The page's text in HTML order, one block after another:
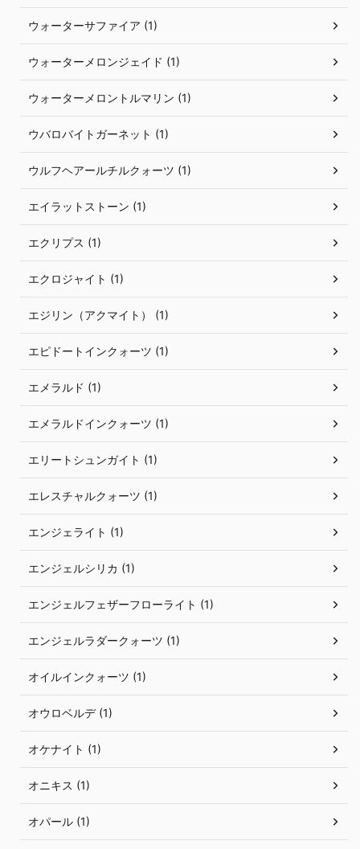
ウォーターサファイア (1)
ウォーターメロンジェイド (1)
ウォーターメロントルマリン (1)
ウバロバイトガーネット (1)
ウルフヘアールチルクォーツ (1)
エイラットストーン (1)
エクリプス (1)
エクロジャイト (1)
エジリン（アクマイト） (1)
エピドートインクォーツ (1)
エメラルド (1)
エメラルドインクォーツ (1)
エリートシュンガイト (1)
エレスチャルクォーツ (1)
エンジェライト (1)
エンジェルシリカ (1)
エンジェルフェザーフローライト (1)
エンジェルラダークォーツ (1)
オイルインクォーツ (1)
オウロベルデ (1)
オケナイト (1)
オニキス (1)
オパール (1)